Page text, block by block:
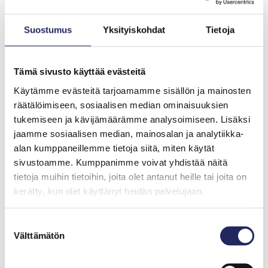
Suostumus Yksityiskohdat Tietoja
Tämä sivusto käyttää evästeitä
Käytämme evästeitä tarjoamamme sisällön ja mainosten
räätälöimiseen, sosiaalisen median ominaisuuksien
tukemiseen ja kävijämäärämme analysoimiseen. Lisäksi
jaamme sosiaalisen median, mainosalan ja analytiikka-
alan kumppaneillemme tietoja siitä, miten käytät
sivustoamme. Kumppanimme voivat yhdistää näitä
tietoja muihin tietoihin, joita olet antanut heille tai joita on
kerätty, kun olet käyttänyt heidän palvelujaan.
valinta
Välttämätön
Lisäksi edistimme hankkeessa menetelmän laajempaa
käyttöönottoa muun muassa luomalla sopimusmalleja
Sopimusteknisiä ratkaisuja kehittää pro bono -työnä
Hanke saa rahoitusta ympäristöministeriön
vesiensuojelun tehostamisohjelmasta.Vesiensuojelun
tehostamisohjelma 2019–2023on merkittävä
panostus vesien suojeluun: tavoitteena on Itämeren ja
sisävesien hyvä tila. Ohjelman toimilla vähennetään
maa- ja metsätalouden ravinnekuormitusta vesiin,
puhdistetaan hylkyjä öljystä, kunnostetaan vesistöjä